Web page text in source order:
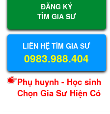
ĐĂNG KÝ
TÌM GIA SƯ
LIÊN HỆ TÌM GIA SƯ
0983.988.404
Phụ huynh - Học sinh
Chọn Gia Sư Hiện Có